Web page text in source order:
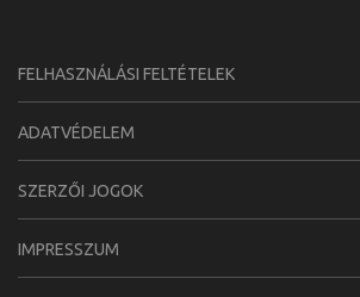
FELHASZNÁLÁSI FELTÉTELEK
ADATVÉDELEM
SZERZŐI JOGOK
IMPRESSZUM